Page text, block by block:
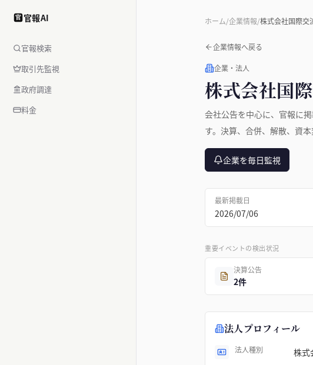
官 官報AI
官報検索
取引先監視
政府調達
料金
ホーム/企業情報/株式会社国際交
企業情報へ戻る
企業・法人
株式会社国
会社公告を中心に、官報に
す。決算、合併、解散、資
企業を毎日監視
最新掲載日
2026/07/06
重要イベントの検出状況
決算公告
2件
法人プロフィール
法人種別 株式